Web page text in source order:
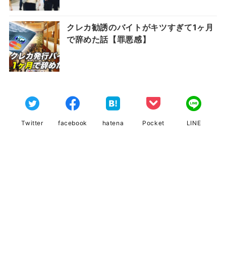
クレカ勧誘のバイトがキツすぎて1ヶ月
で辞めた話【罪悪感】
Twitter facebook hatena Pocket LINE